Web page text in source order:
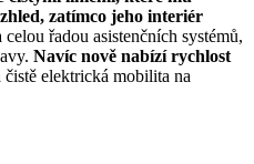
zatímco jeho interiér
celou řadou asistenčních systémů,
Navíc nově nabízí rychlost
čistě elektrická mobilita na